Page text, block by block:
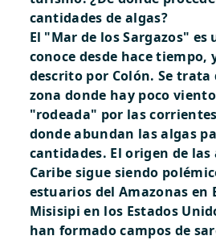
cantidades de algas?
El "Mar de los Sargazos" es
conoce desde hace tiempo,
descrito por Colón. Se trata
zona donde hay poco
"rodeada" por las
donde abundan las algas
cantidades. El origen de las
Caribe sigue siendo
estuarios del Amazonas en
Misisipi en los Estados
han formado campos de